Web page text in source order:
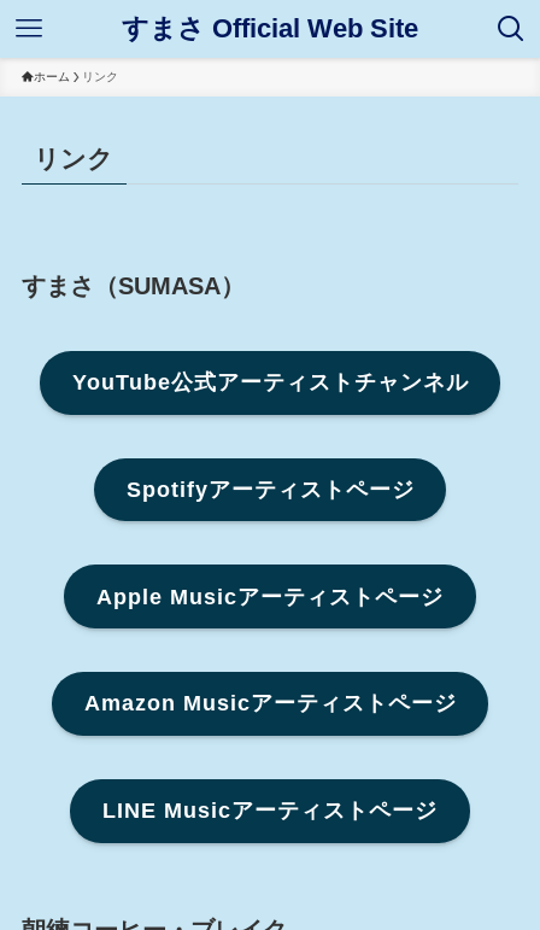
すまさ Official Web Site
ホーム リンク
リンク
すまさ（SUMASA）
YouTube公式アーティストチャンネル
Spotifyアーティストページ
Apple Musicアーティストページ
Amazon Musicアーティストページ
LINE Musicアーティストページ